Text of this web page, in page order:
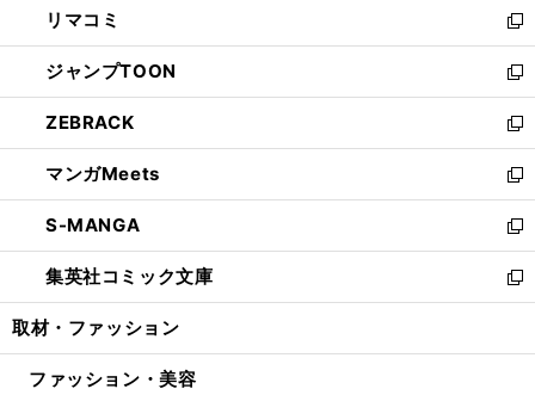
で
開
く
ド
ウ
で
開
く
ィ
ン
ド
ウ
で
開
く
い
ウ
ィ
ン
ド
ウ
で
開
く
リマコミ
新
し
い
ウ
ィ
ン
ド
ウ
で
開
く
ジャンプTOON
新
し
い
ウ
ィ
ン
ド
ウ
で
開
ZEBRACK
新
し
い
ウ
ィ
ン
ド
ウ
開
マンガMeets
新
し
い
ウ
ィ
ン
ウ
S-MANGA
新
し
い
ウ
ン
集英社コミック文庫
新
し
ウ
取材・ファッション
ファッション・美容